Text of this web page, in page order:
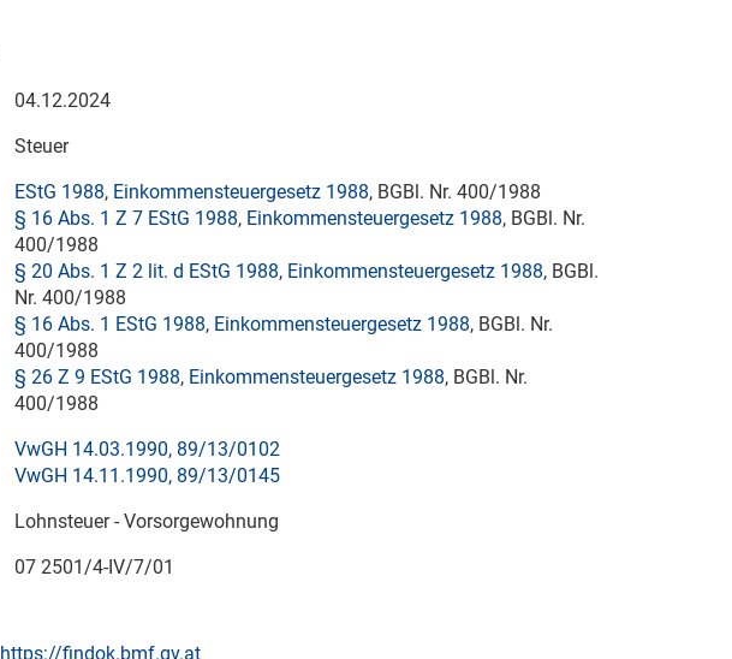
04.12.2024
Steuer
EStG 1988, Einkommensteuergesetz 1988, BGBl. Nr. 400/1988
§ 16 Abs. 1 Z 7 EStG 1988, Einkommensteuergesetz 1988, BGBl. Nr.
400/1988
§ 20 Abs. 1 Z 2 lit. d EStG 1988, Einkommensteuergesetz 1988, BGBl.
Nr. 400/1988
§ 16 Abs. 1 EStG 1988, Einkommensteuergesetz 1988, BGBl. Nr.
400/1988
§ 26 Z 9 EStG 1988, Einkommensteuergesetz 1988, BGBl. Nr.
400/1988
VwGH 14.03.1990, 89/13/0102
VwGH 14.11.1990, 89/13/0145
Lohnsteuer - Vorsorgewohnung
07 2501/4-IV/7/01
https://findok.bmf.gv.at